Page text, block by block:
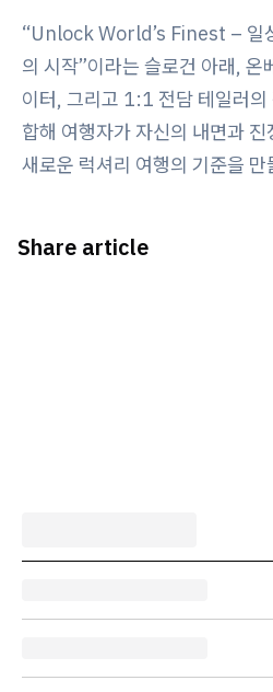
“Unlock World’s Finest – 일
의 시작”이라는 슬로건 아래,
이터, 그리고 1:1 전담 테일러의
합해 여행자가 자신의 내면과
새로운 럭셔리 여행의 기준을
Share article